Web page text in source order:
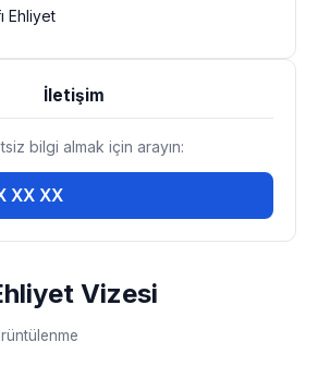
Vizesi
Ehliyet
İletişim
bilgi almak için arayın:
XX XX